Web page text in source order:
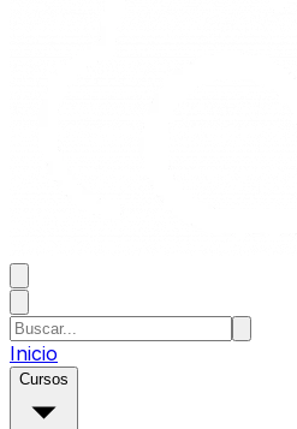
Inicio
Cursos